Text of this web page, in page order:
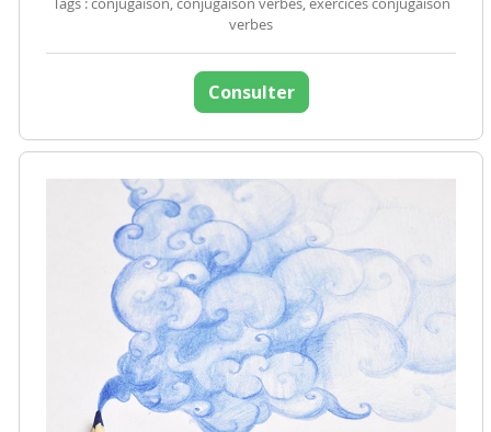
Tags : conjugaison, conjugaison verbes, exercices conjugaison
verbes
Consulter